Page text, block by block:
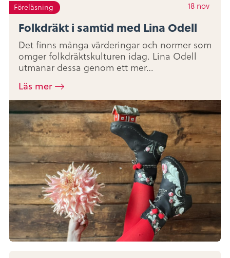
Föreläsning 18 nov
Folkdräkt i samtid med Lina Odell
Det finns många värderingar och normer som
omger folkdräktskulturen idag. Lina Odell
utmanar dessa genom ett mer…
Läs mer